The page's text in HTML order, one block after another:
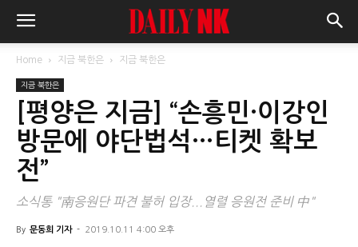
Home 지금 북한은 지금 북한은
지금 북한은
[평양은 지금] “손흥민·이강인
방문에 야단법석…티켓 확보
전”
소식통 "南응원단 파견 불허 입장...열렬 응원전 준비 中"
By 문동희 기자 - 2019.10.11 4:00 오후